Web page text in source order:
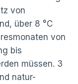
von
über 8 °C
von
bis
müssen. 3
natur-